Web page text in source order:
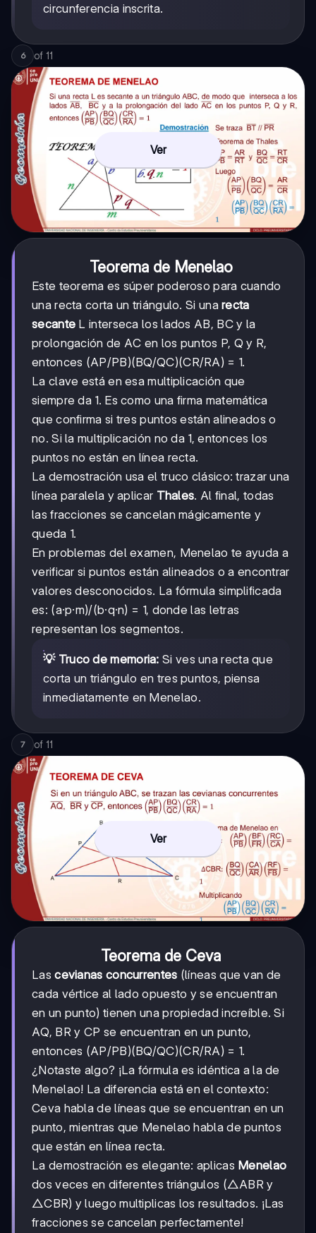
circunferencia inscrita.
6 of 11
Ver
Teorema de Menelao
Este teorema es súper poderoso para cuando
una recta corta un triángulo. Si unarecta
secante L interseca los lados AB, BC y la
prolongación de AC en los puntos P, Q y R,
entonces (AP/PB)(BQ/QC)(CR/RA) = 1.
La clave está en esa multiplicación que
siempre da 1. Es como una firma matemática
que confirma si tres puntos están alineados o
no. Si la multiplicación no da 1, entonces los
puntos no están en línea recta.
La demostración usa el truco clásico: trazar una
línea paralela y aplicar Thales. Al final, todas
las fracciones se cancelan mágicamente y
queda 1.
En problemas del examen, Menelao te ayuda a
verificar si puntos están alineados o a encontrar
valores desconocidos. La fórmula simplificada
es: (a·p·m)/(b·q·n) = 1, donde las letras
representan los segmentos.
💡 Truco de memoria: Si ves una recta que
corta un triángulo en tres puntos, piensa
inmediatamente en Menelao.
7 of 11
Ver
Teorema de Ceva
Lascevianas concurrentes (líneas que van de
cada vértice al lado opuesto y se encuentran
en un punto) tienen una propiedad increíble. Si
AQ, BR y CP se encuentran en un punto,
entonces (AP/PB)(BQ/QC)(CR/RA) = 1.
¿Notaste algo? ¡La fórmula es idéntica a la de
Menelao! La diferencia está en el contexto:
Ceva habla de líneas que se encuentran en un
punto, mientras que Menelao habla de puntos
que están en línea recta.
La demostración es elegante: aplicas Menelao
dos veces en diferentes triángulos (△ABR y
△CBR) y luego multiplicas los resultados. ¡Las
fracciones se cancelan perfectamente!